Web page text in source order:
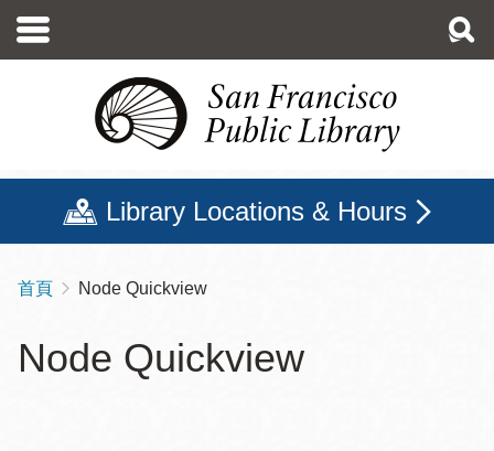
至
Library Locations & Hours
導
連
首頁 Node Quickview
Node Quickview